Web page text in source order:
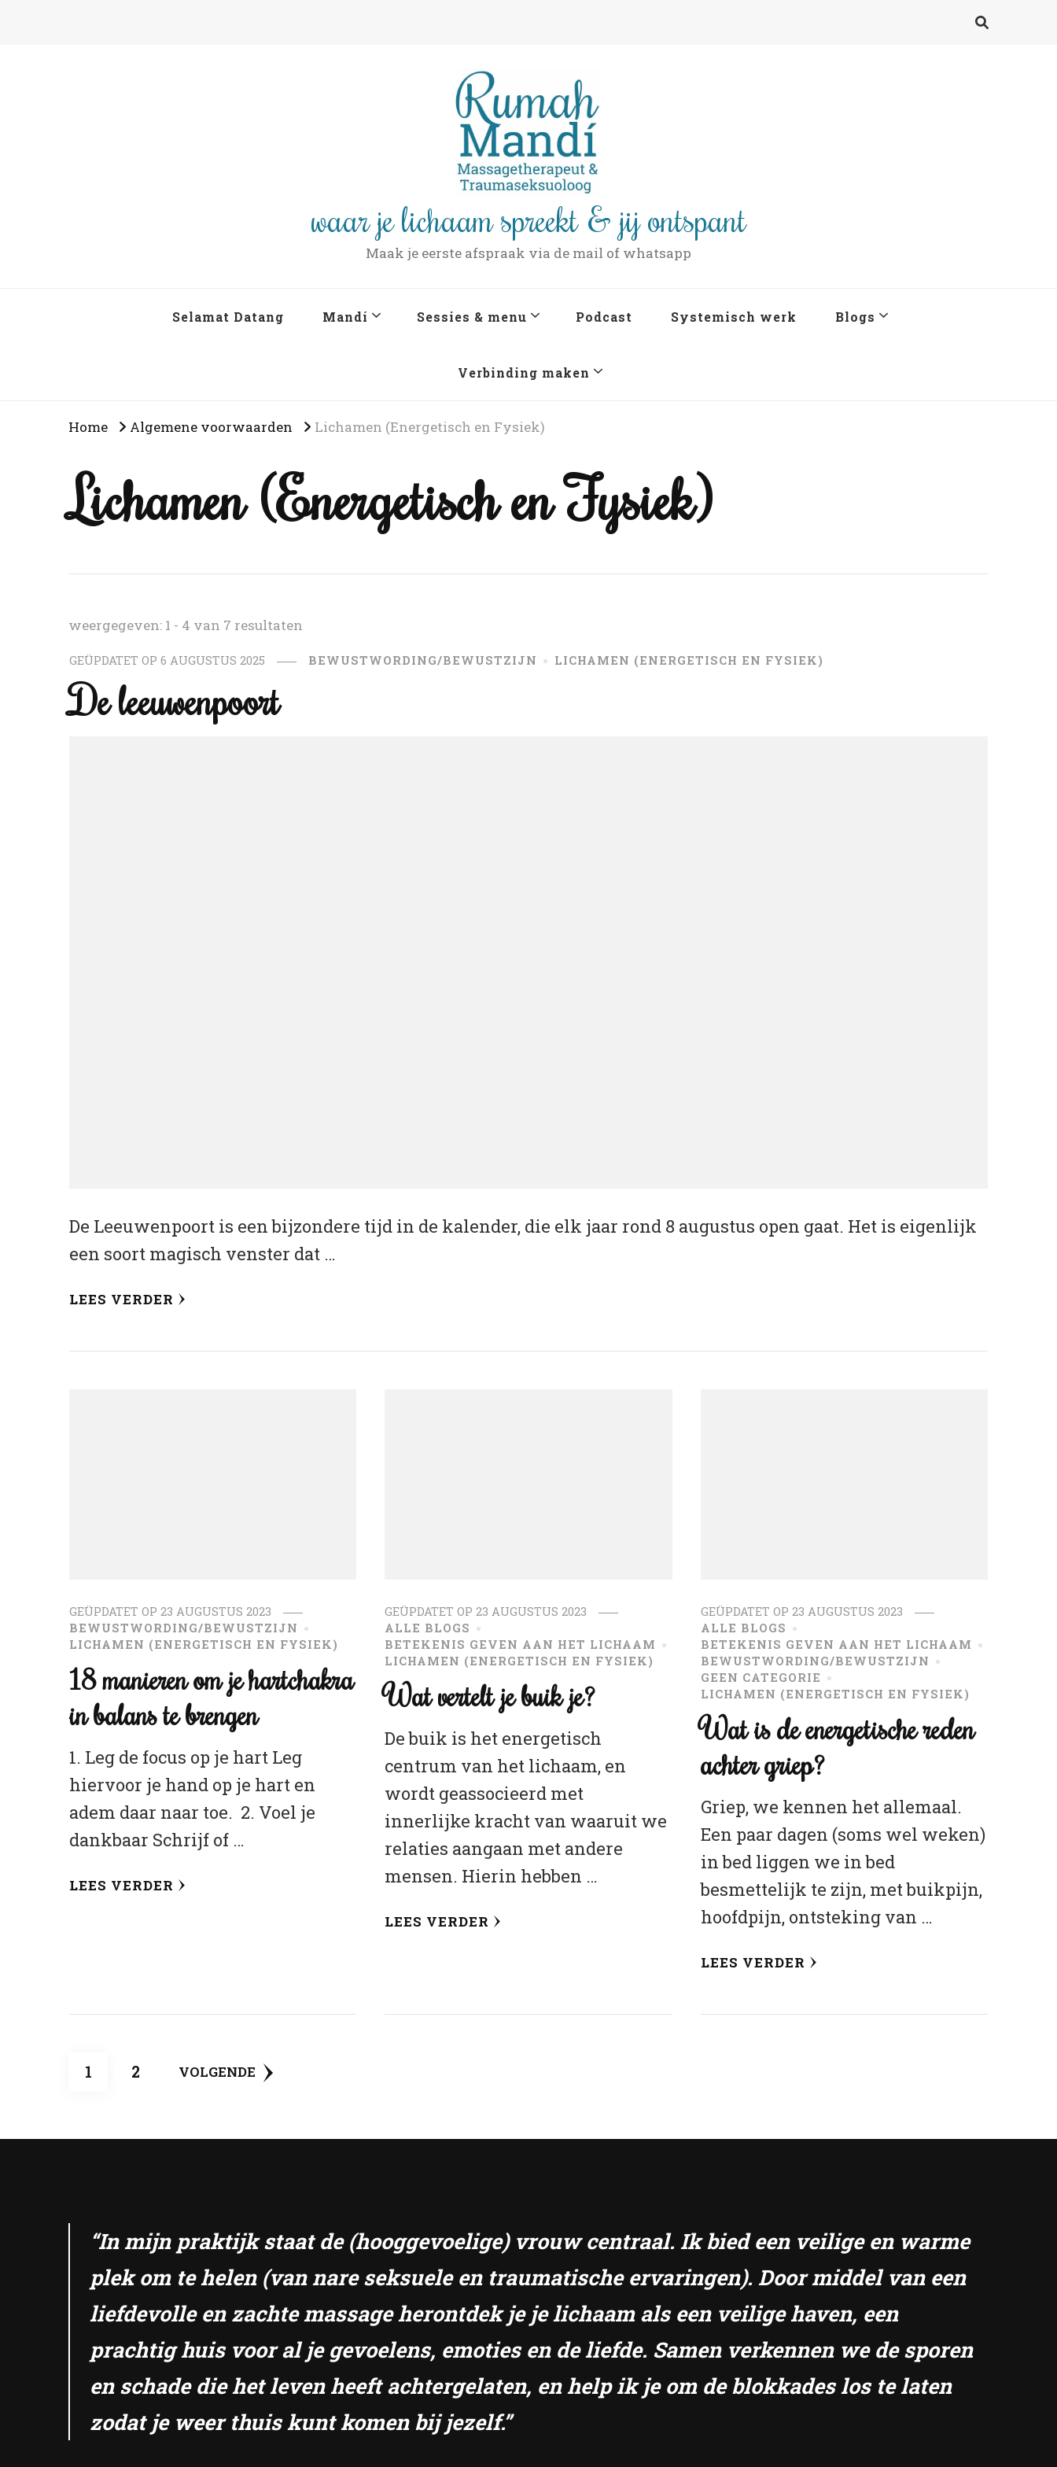
waar je lichaam spreekt & jij ontspant
Maak je eerste afspraak via de mail of whatsapp
Selamat Datang Mandí Sessies & menu Podcast Systemisch werk Blogs
Verbinding maken
Home Algemene voorwaarden Lichamen (Energetisch en Fysiek)
Lichamen (Energetisch en Fysiek)
weergegeven: 1 - 4 van 7 resultaten
GEÜPDATET OP 6 AUGUSTUS 2025 BEWUSTWORDING/BEWUSTZIJN LICHAMEN (ENERGETISCH EN FYSIEK)
De leeuwenpoort
De Leeuwenpoort is een bijzondere tijd in de kalender, die elk jaar rond 8 augustus open gaat. Het is eigenlijk
een soort magisch venster dat …
LEES VERDER
GEÜPDATET OP 23 AUGUSTUS 2023
BEWUSTWORDING/BEWUSTZIJN
LICHAMEN (ENERGETISCH EN FYSIEK)
18 manieren om je hartchakra
in balans te brengen
1. Leg de focus op je hart Leg
hiervoor je hand op je hart en
adem daar naar toe. 2. Voel je
dankbaar Schrijf of …
LEES VERDER
GEÜPDATET OP23 AUGUSTUS 2023
ALLE BLOGS
BETEKENIS GEVEN AAN HET LICHAAM
LICHAMEN (ENERGETISCH EN FYSIEK)
Wat vertelt je buik je?
De buik is het energetisch
centrum van het lichaam, en
wordt geassocieerd met
innerlijke kracht van waaruit we
relaties aangaan met andere
mensen. Hierin hebben …
LEES VERDER
GEÜPDATET OP 23 AUGUSTUS 2023
ALLE BLOGS
BETEKENIS GEVEN AAN HET LICHAAM
BEWUSTWORDING/BEWUSTZIJN
GEEN CATEGORIE
LICHAMEN (ENERGETISCH EN FYSIEK)
Wat is de energetische reden
achter griep?
Griep, we kennen het allemaal.
Een paar dagen (soms wel weken)
in bed liggen we in bed
besmettelijk te zijn, met buikpijn,
hoofdpijn, ontsteking van …
LEES VERDER
Berichten
PAGINA
1 PAGINA
2 VOLGENDE
“In mijn praktijk staat de (hooggevoelige) vrouw centraal. Ik bied een veilige en warme
plek om te helen (van nare seksuele en traumatische ervaringen). Door middel van een
liefdevolle en zachte massage herontdek je je lichaam als een veilige haven, een
prachtig huis voor al je gevoelens, emoties en de liefde. Samen verkennen we de sporen
en schade die het leven heeft achtergelaten, en help ik je om de blokkades los te laten
zodat je weer thuis kunt komen bij jezelf.”